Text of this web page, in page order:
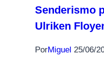
Senderismo
Ulriken
PorMiguel 25/06/